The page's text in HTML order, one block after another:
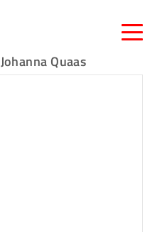
Johanna Quaas